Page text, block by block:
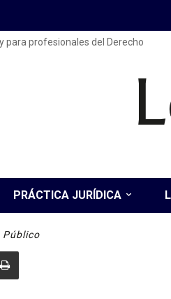
para profesionales del Derecho
PRÁCTICA JURÍDICA
Público